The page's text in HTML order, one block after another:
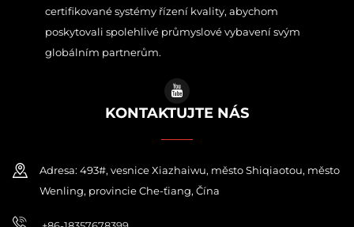
certifikované systémy řízení kvality, abychom
poskytovali spolehlivé průmyslové vybavení svým
globálním partnerům.
KONTAKTUJTE NÁS
Adresa: 493#, vesnice Xiazhaiwu, město Shiqiaotou, město
Wenling, provincie Che-ťiang, Čína